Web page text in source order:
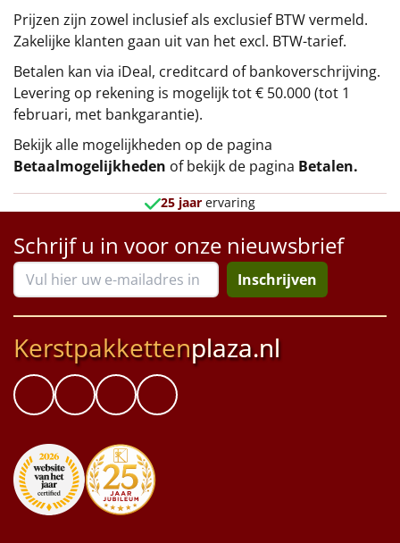
Prijzen zijn zowel inclusief als exclusief BTW vermeld.
Zakelijke klanten gaan uit van het excl. BTW-tarief.
Betalen kan via iDeal, creditcard of bankoverschrijving.
Levering op rekening is mogelijk tot € 50.000 (tot 1
februari, met bankgarantie).
Bekijk alle mogelijkheden op de pagina
Betaalmogelijkheden of bekijk de pagina Betalen.
25 jaar ervaring
Schrijf u in voor onze nieuwsbrief
Inschrijven
Kerstpakkettenplaza.nl